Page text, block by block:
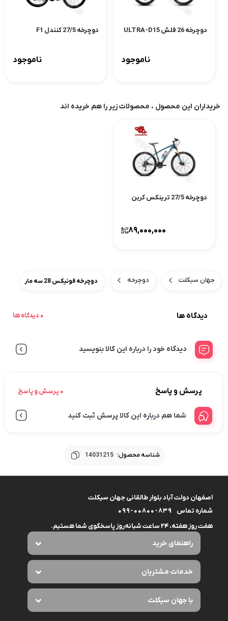
دوچرخه 26 فلش ULTRA-D15
ناموجود
دوچرخه 27/5 کنندل F1
ناموجود
خریداران این محصول ، محصولات زیر را هم خریده اند
دوچرخه 27/5 ترینکس کربن
89,000,000
جهان سیکلت دوچرخه دوچرخه فونیکس 28 سه مار
دیدگاه ها 0 دیدگاه ها
دیدگاه خود را درباره این کالا بنویسید
پرسش و پاسخ 0 پرسش و پاسخ
شما هم درباره این کالا پرسش ثبت کنید
شناسه محصول: 14031215
اصفهان دولت آباد بلوار طالقانی جهان سیکلت
شماره تماس
099-00800-839
هفت روز هفته، ۲۴ ساعت شبانه‌روز پاسخگوی شما هستیم.
راهنمای خرید
خدمات مشتریان
با جهان سیکلت